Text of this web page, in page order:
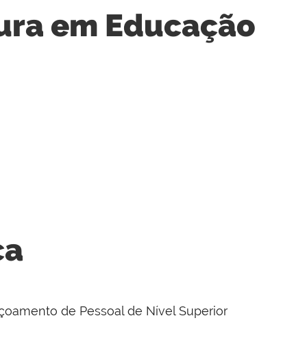
em Educação
de Pessoal de Nível Superior